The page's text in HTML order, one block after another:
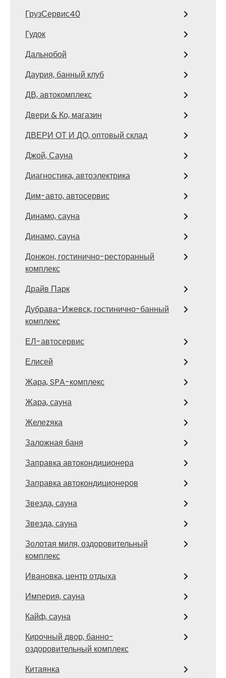
ГрузСервис40
Гудок
Дальнобой
Даурия, банный клуб
ДВ, автокомплекс
Двери & Ко, магазин
ДВЕРИ ОТ И ДО, оптовый склад
Джой, Сауна
Диагностика, автоэлектрика
Дим-авто, автосервис
Динамо, сауна
Динамо, сауна
Донжон, гостинично-ресторанный
комплекс
Драйв Парк
Дубрава-Ижевск, гостинично-банный
комплекс
ЕЛ-автосервис
Елисей
Жара, SPA-комплекс
Жара, сауна
Желеzяка
Заложная баня
Заправка автокондиционера
Заправка автокондиционеров
Звезда, сауна
Звезда, сауна
Золотая миля, оздоровительный
комплекс
Ивановка, центр отдыха
Империя, сауна
Кайф, сауна
Кирочный двор, банно-
оздоровительный комплекс
Китаянка